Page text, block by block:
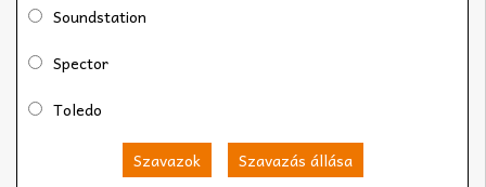
Soundstation
Spector
Toledo
Szavazok Szavazás állása